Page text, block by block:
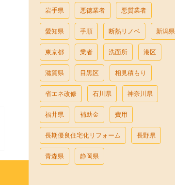
岩手県 悪徳業者 悪質業者
愛知県 手順 断熱リノベ 新潟県
東京都 業者 洗面所 港区
滋賀県 目黒区 相見積もり
省エネ改修 石川県 神奈川県
福井県 補助金 費用
長期優良住宅化リフォーム 長野県
青森県 静岡県